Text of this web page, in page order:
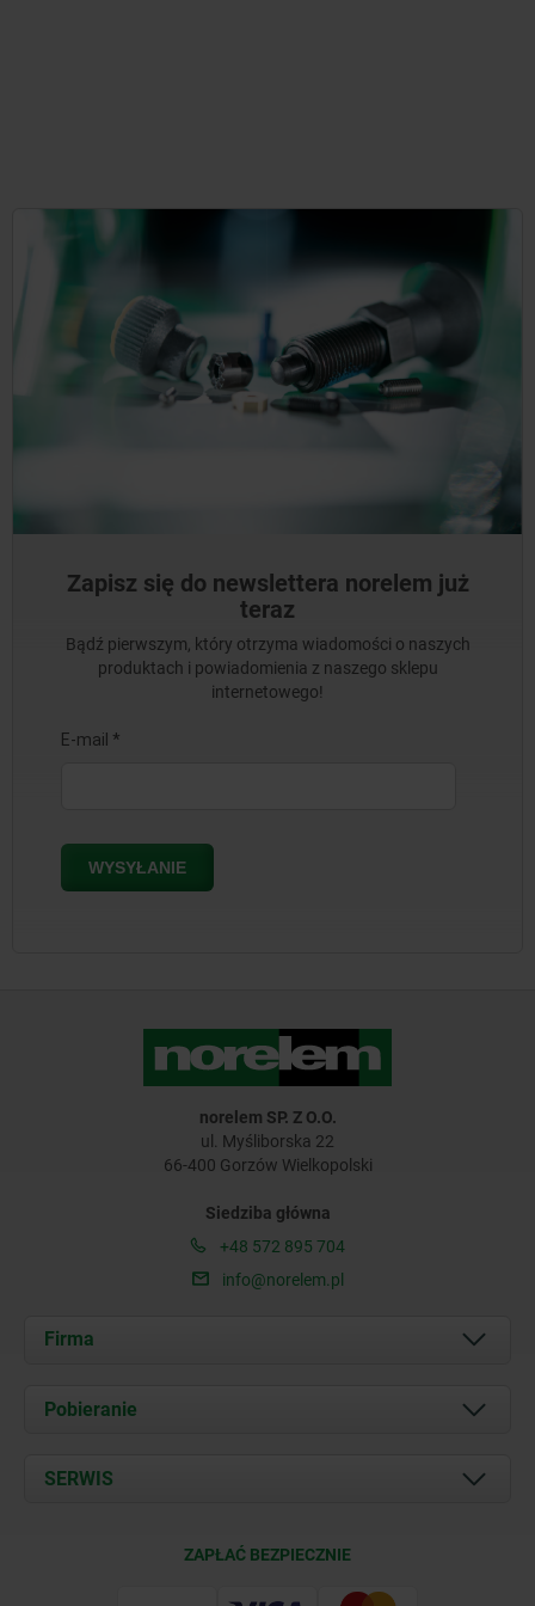
Zapisz się do newslettera norelem już
teraz
Bądź pierwszym, który otrzyma wiadomości o naszych
produktach i powiadomienia z naszego sklepu
internetowego!
norelem SP. Z O.O.
ul. Myśliborska 22
66-400 Gorzów Wielkopolski
Siedziba główna
+48 572 895 704
info@norelem.pl
Firma
O nas
Kontakt
Pobieranie
Documents
SERWIS
ZAPŁAĆ BEZPIECZNIE